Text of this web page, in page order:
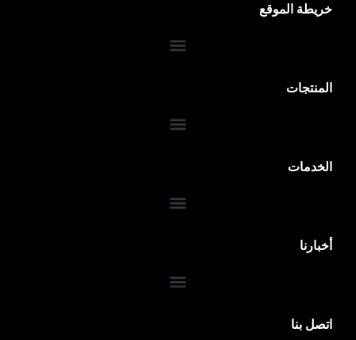
خريطة الموقع
المنتجات
الخدمات
أخبارنا
اتصل بنا